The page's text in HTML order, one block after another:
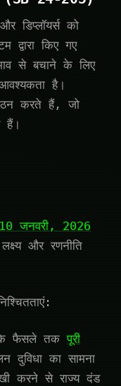
डिप्लॉयर्स को
द्वारा किए गए
से बचाने के लिए
है।
करते हैं, जो
हैं।
10 जनवरी, 2026
और रणनीति
के फैसले तकपूरी
दुविधा का सामना
करने से राज्य दंड